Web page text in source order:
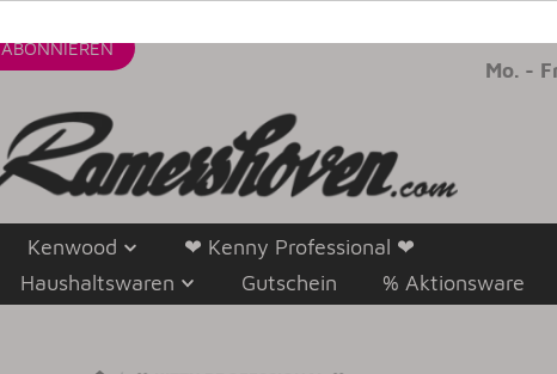
ABONNIEREN
Mo. -
Kenwood
❤ Kenny Professional ❤
Haushaltswaren Gutschein % Aktionsware